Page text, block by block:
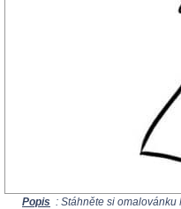
Popis : Stáhněte si